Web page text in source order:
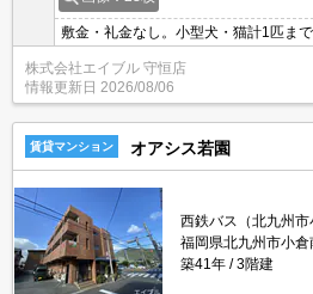
敷金・礼金なし。小型犬・猫計1匹ま
コン2基、内残置物2基。ペット飼育の
株式会社エイブル 守恒店
情報更新日 2026/08/06
賃貸マンション オアシス若園
西鉄バス（北九州
福岡県北九州市小倉
築41年
3階建